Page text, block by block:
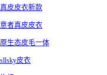
真皮皮衣新款
意者真皮皮衣
原生态皮毛一体
sllsky皮衣